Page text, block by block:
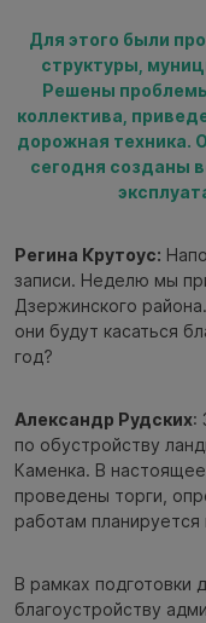
Для этого были
структуры,
Решены
коллектива,
дорожная техника.
сегодня созданы
Регина Крутоус:
записи. Неделю мы
Дзержинского
они будут касаться
год?
Александр Рудских:
по обустройству
Каменка. В
проведены торги,
работам
В рамках подготовки
благоустройству